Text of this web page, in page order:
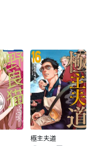
極主夫道